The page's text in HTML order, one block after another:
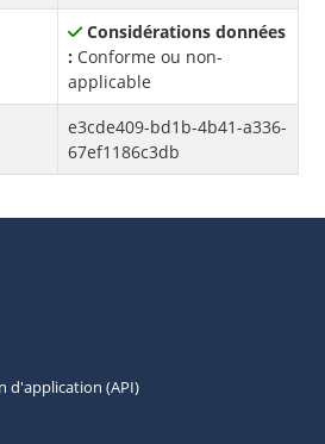
Considérations données
: Conforme ou non-
applicable
e3cde409-bd1b-4b41-a336-
67ef1186c3db
d'application (API)